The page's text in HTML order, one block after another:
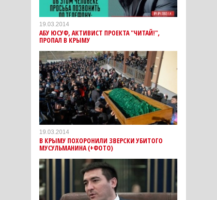
19.03.2014
АБУ ЮСУФ, АКТИВИСТ ПРОЕКТА "ЧИТАЙ!",
ПРОПАЛ В КРЫМУ
19.03.2014
В КРЫМУ ПОХОРОНИЛИ ЗВЕРСКИ УБИТОГО
МУСУЛЬМАНИНА (+ФОТО)